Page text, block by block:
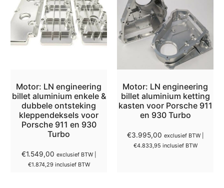
Motor: LN engineering
billet aluminium enkele &
dubbele ontsteking
kleppendeksels voor
Porsche 911 en 930
Turbo
€1.549,00 exclusief BTW |
€1.874,29 inclusief BTW
Motor: LN engineering
billet aluminium ketting
kasten voor Porsche 911
en 930 Turbo
€3.995,00 exclusief BTW |
€4.833,95 inclusief BTW